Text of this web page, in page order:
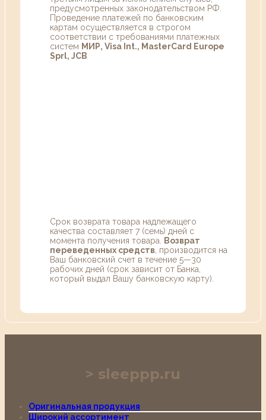
предусмотренных законодательством РФ.
Проведение платежей по банковским
картам осуществляется в строгом
соответствии с требованиями платежных
систем МИР, Visa Int., MasterCard Europe
Sprl, JCB
Срок возврата товара надлежащего
качества составляет 7 (семь) дней с
момента получения товара.
Возврат
переведенных средств , производится на
Ваш банковский счет в течение 5—30
рабочих дней (срок зависит от Банка,
который выдал Вашу банковскую карту).
sleeppp.ru
Оригинальная продукция
Широкий ассортимент